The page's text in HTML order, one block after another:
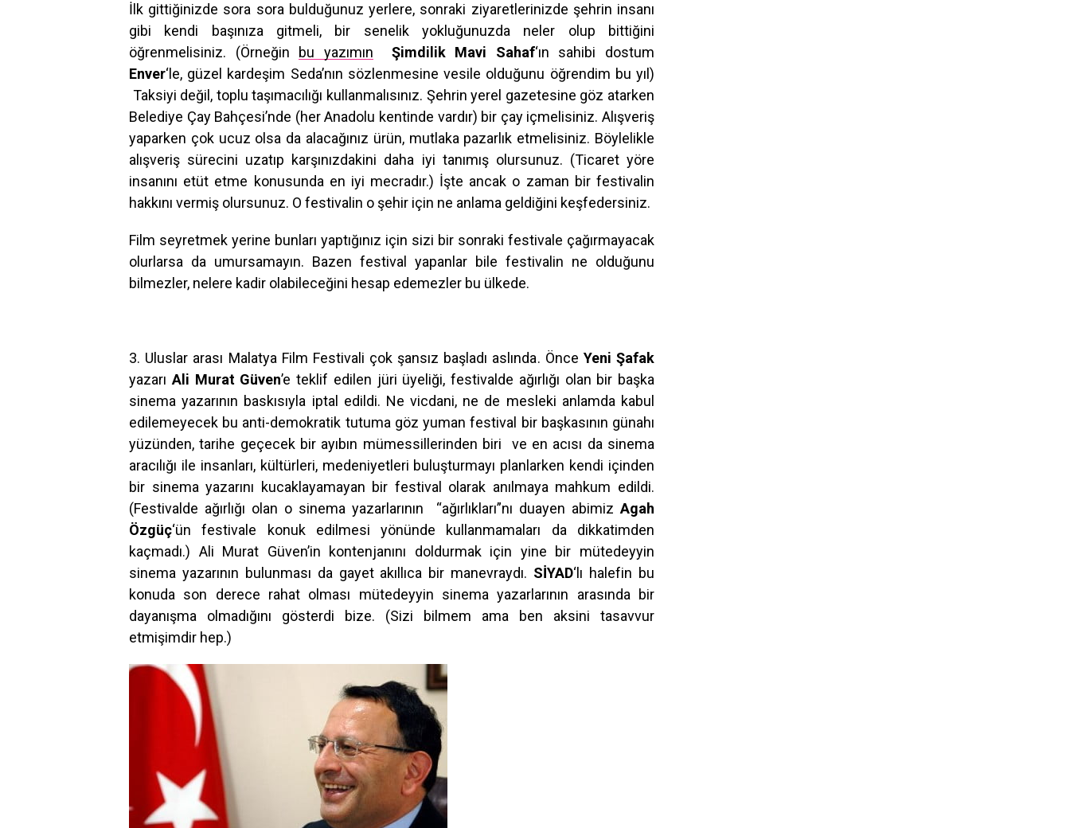
İlk gittiğinizde sora sora bulduğunuz yerlere, sonraki ziyaretlerinizde şehrin insanı
gibi kendi başınıza gitmeli, bir senelik yokluğunuzda neler olup bittiğini
öğrenmelisiniz. (Örneğin bu yazımın Şimdilik Mavi Sahaf‘ın sahibi dostum
Enver‘le, güzel kardeşim Seda’nın sözlenmesine vesile olduğunu öğrendim bu yıl)
Taksiyi değil, toplu taşımacılığı kullanmalısınız. Şehrin yerel gazetesine göz atarken
Belediye Çay Bahçesi’nde (her Anadolu kentinde vardır) bir çay içmelisiniz. Alışveriş
yaparken çok ucuz olsa da alacağınız ürün, mutlaka pazarlık etmelisiniz. Böylelikle
alışveriş sürecini uzatıp karşınızdakini daha iyi tanımış olursunuz. (Ticaret yöre
insanını etüt etme konusunda en iyi mecradır.) İşte ancak o zaman bir festivalin
hakkını vermiş olursunuz. O festivalin o şehir için ne anlama geldiğini keşfedersiniz.
Film seyretmek yerine bunları yaptığınız için sizi bir sonraki festivale çağırmayacak
olurlarsa da umursamayın. Bazen festival yapanlar bile festivalin ne olduğunu
bilmezler, nelere kadir olabileceğini hesap edemezler bu ülkede.
3. Uluslar arası Malatya Film Festivali çok şansız başladı aslında. Önce Yeni Şafak
yazarı Ali Murat Güven’e teklif edilen jüri üyeliği, festivalde ağırlığı olan bir başka
sinema yazarının baskısıyla iptal edildi. Ne vicdani, ne de mesleki anlamda kabul
edilemeyecek bu anti-demokratik tutuma göz yuman festival bir başkasının günahı
yüzünden, tarihe geçecek bir ayıbın mümessillerinden biri ve en acısı da sinema
aracılığı ile insanları, kültürleri, medeniyetleri buluşturmayı planlarken kendi içinden
bir sinema yazarını kucaklayamayan bir festival olarak anılmaya mahkum edildi.
(Festivalde ağırlığı olan o sinema yazarlarının “ağırlıkları”nı duayen abimiz Agah
Özgüç‘ün festivale konuk edilmesi yönünde kullanmamaları da dikkatimden
kaçmadı.) Ali Murat Güven’in kontenjanını doldurmak için yine bir mütedeyyin
sinema yazarının bulunması da gayet akıllıca bir manevraydı. SİYAD‘lı halefin bu
konuda son derece rahat olması mütedeyyin sinema yazarlarının arasında bir
dayanışma olmadığını gösterdi bize. (Sizi bilmem ama ben aksini tasavvur
etmişimdir hep.)